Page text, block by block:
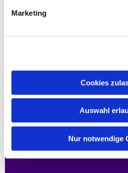
Marketing
Cookies
Auswahl
Nur notwendige
Service
In den sozialen Medien
YouTube
In Den Haag